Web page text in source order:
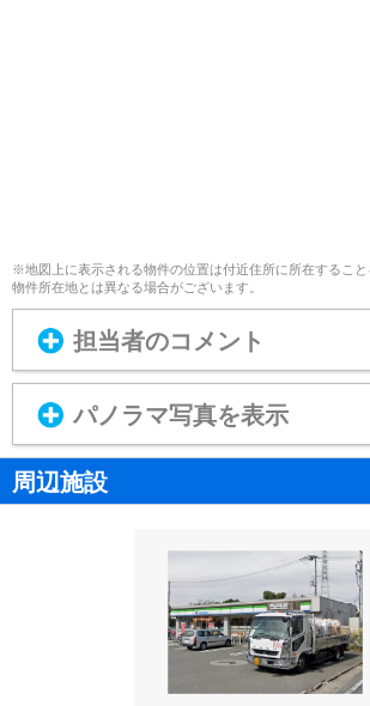
※地図上に表示される物件の位置は付近住所に所在するこ
物件所在地とは異なる場合がございます。
担当者のコメント
パノラマ写真を表示
周辺施設